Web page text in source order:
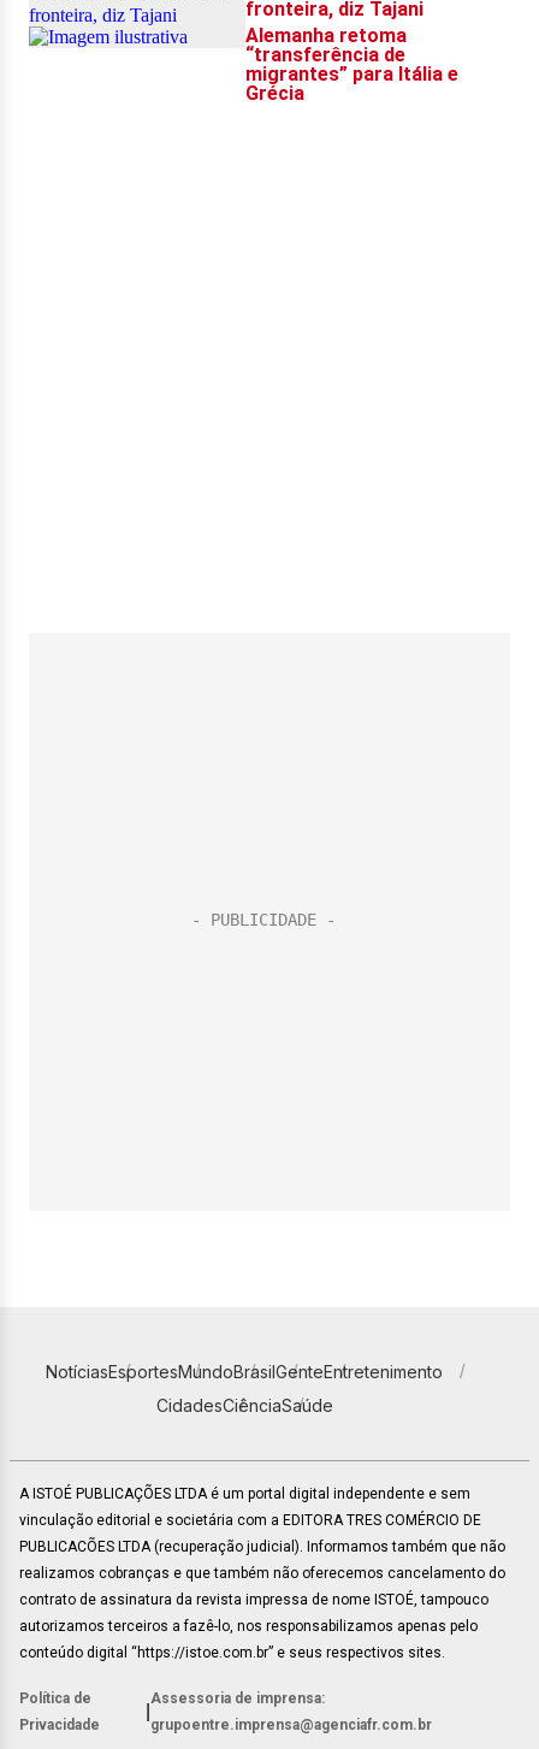
NotíciasEsportesMundoBrasilGenteEntretenimento
CidadesCiênciaSaúde
A ISTOÉ PUBLICAÇÕES LTDA é um portal digital independente e sem
vinculação editorial e societária com a EDITORA TRES COMÉRCIO DE
PUBLICACÕES LTDA (recuperação judicial). Informamos também que não
realizamos cobranças e que também não oferecemos cancelamento do
contrato de assinatura da revista impressa de nome ISTOÉ, tampouco
autorizamos terceiros a fazê-lo, nos responsabilizamos apenas pelo
conteúdo digital “https://istoe.com.br” e seus respectivos sites.
Política de
Privacidade
Assessoria de imprensa:
grupoentre.imprensa@agenciafr.com.br